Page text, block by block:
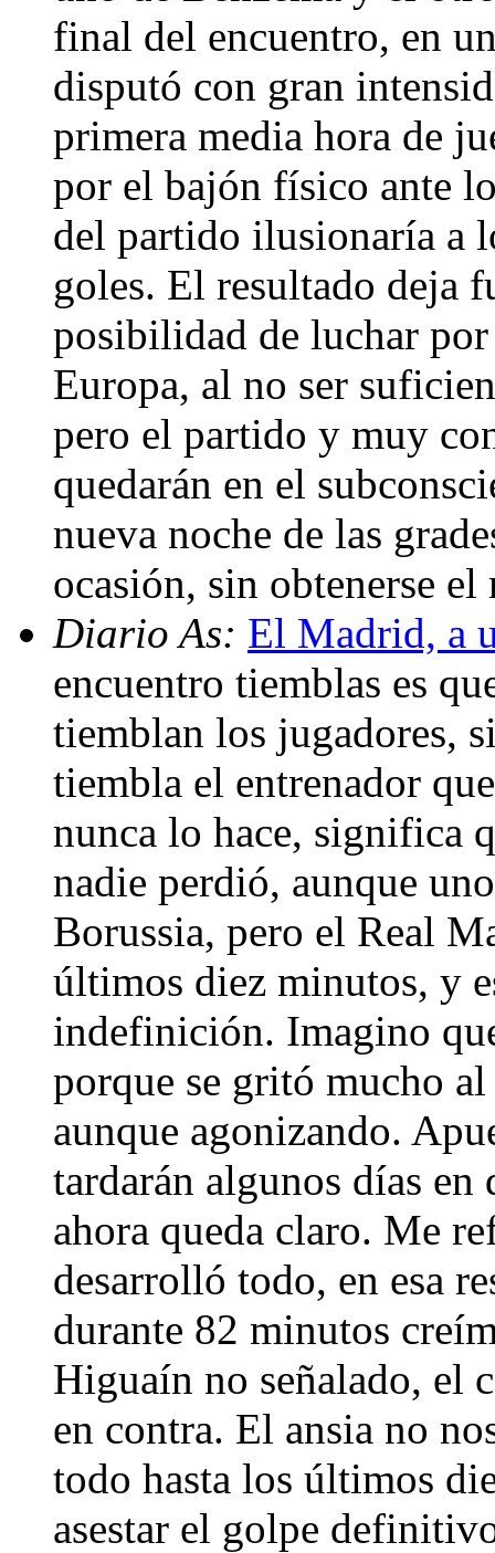
final del encuentro, en
disputó con gran
primera media hora de
por el bajón físico ante
del partido ilusionaría a
goles. El resultado deja
posibilidad de luchar por
Europa, al no ser
pero el partido y muy
quedarán en el
nueva noche de las
ocasión, sin obtenerse
Diario As: El Madrid, a
encuentro tiemblas es
tiemblan los jugadores,
tiembla el entrenador
nunca lo hace, significa
nadie perdió, aunque
Borussia, pero el Real
últimos diez minutos, y
indefinición. Imagino
porque se gritó mucho
aunque agonizando.
tardarán algunos días
ahora queda claro. Me
desarrolló todo, en esa
durante 82 minutos
Higuaín no señalado, el
en contra. El ansia no
todo hasta los últimos
asestar el golpe